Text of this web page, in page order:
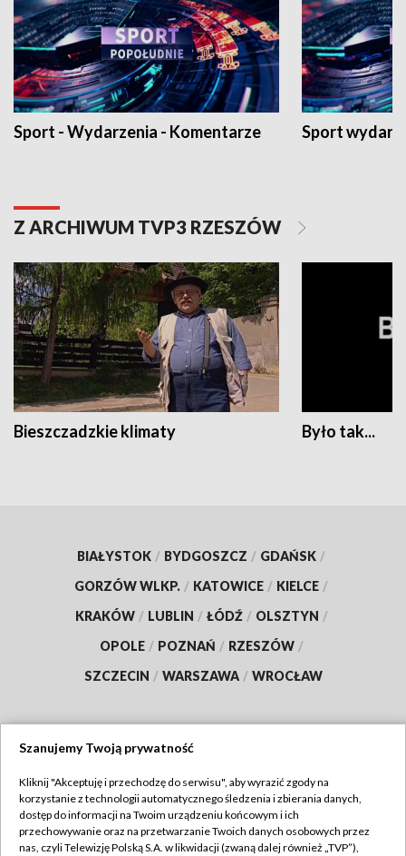
Sport - Wydarzenia - Komentarze Sport
Z ARCHIWUM TVP3 RZESZÓW
Bieszczadzkie klimaty Było tak...
BIAŁYSTOK / BYDGOSZCZ / GDAŃSK /
GORZÓW WLKP. / KATOWICE / KIELCE /
KRAKÓW / LUBLIN / ŁÓDŹ / OLSZTYN /
OPOLE / POZNAŃ / RZESZÓW /
SZCZECIN / WARSZAWA / WROCŁAW
TVP
Abonament TVP
Regulamin TVP
Szanujemy Twoją prywatność
Kliknij "Akceptuję i przechodzę do serwisu", aby wyrazić zgody na
korzystanie z technologii automatycznego śledzenia i zbierania danych,
dostęp do informacji na Twoim urządzeniu końcowym i ich
przechowywanie oraz na przetwarzanie Twoich danych osobowych przez
nas, czyli Telewizję Polską S.A. w likwidacji (zwaną dalej również „TVP”),